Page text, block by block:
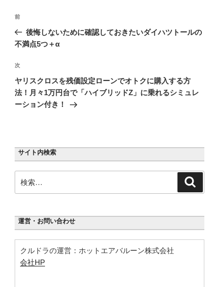
投
ナ
ゲ
ー
シ
ョ
前
の
投
前
後悔しないために確認しておきたいダイハツトールの
不満点5つ＋α
次
の
投
次
ヤリスクロスを残価設定ローンでオトクに購入する方
法！月々1万円台で「ハイブリッドZ」に乗れるシミュレ
ーション付き！
サイト内検索
索:
運営・お問い合わせ
クルドラの運営：ホットエアバルーン株式会社
会社HP